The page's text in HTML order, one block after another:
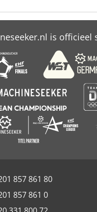
is officieel
857 861 80
857 861 0